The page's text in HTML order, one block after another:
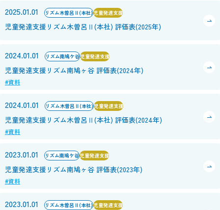
2025.01.01 リズム木曽呂Ⅱ(本社)児童発達支援
児童発達支援リズム木曽呂Ⅱ(本社) 評価表(2025年)
2024.01.01 リズム南鳩ケ谷児童発達支援
児童発達支援リズム南鳩ヶ谷 評価表(2024年)
#資料
2024.01.01 リズム木曽呂Ⅱ(本社)児童発達支援
児童発達支援リズム木曽呂Ⅱ(本社) 評価表(2024年)
#資料
2023.01.01 リズム南鳩ケ谷児童発達支援
児童発達支援リズム南鳩ヶ谷 評価表(2023年)
#資料
2023.01.01 リズム木曽呂Ⅱ(本社)児童発達支援